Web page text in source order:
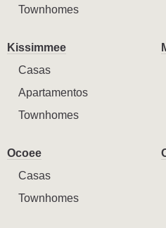
Townhomes
Kissimmee
Casas
Apartamentos
Townhomes
Ocoee
Casas
Townhomes